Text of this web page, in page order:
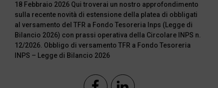
18 Febbraio 2026 Qui troverai un nostro approfondimento
sulla recente novità di estensione della platea di obbligati
al versamento del TFR a Fondo Tesoreria Inps (Legge di
Bilancio 2026) con prassi operativa della Circolare INPS n.
12/2026. Obbligo di versamento TFR a Fondo Tesoreria
INPS – Legge di Bilancio 2026